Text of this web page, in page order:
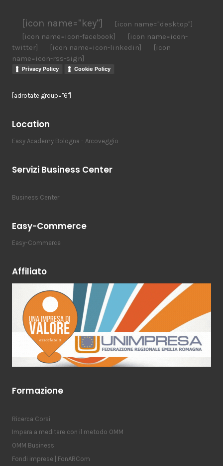
[icon name="key"]
[icon name="desktop"]
[icon name=icon-facebook]
[icon name=icon-
twitter]
[icon name=icon-linkedin]
[icon
name=icon-rss-sign]
Privacy Policy Cookie Policy
[adrotate group="6"]
Location
Easy Academy Bologna - Arcoveggio
Servizi Business Center
Business Center
Easy-Commerce
Easy-Commerce
Affiliato
Formazione
Ricerca Corsi
Impara a meditare con il metodo OMM
OMM Business
Fondi imprese | FonARCom